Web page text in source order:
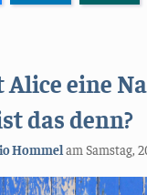
Alice eine
das denn?
HommelamSamstag,